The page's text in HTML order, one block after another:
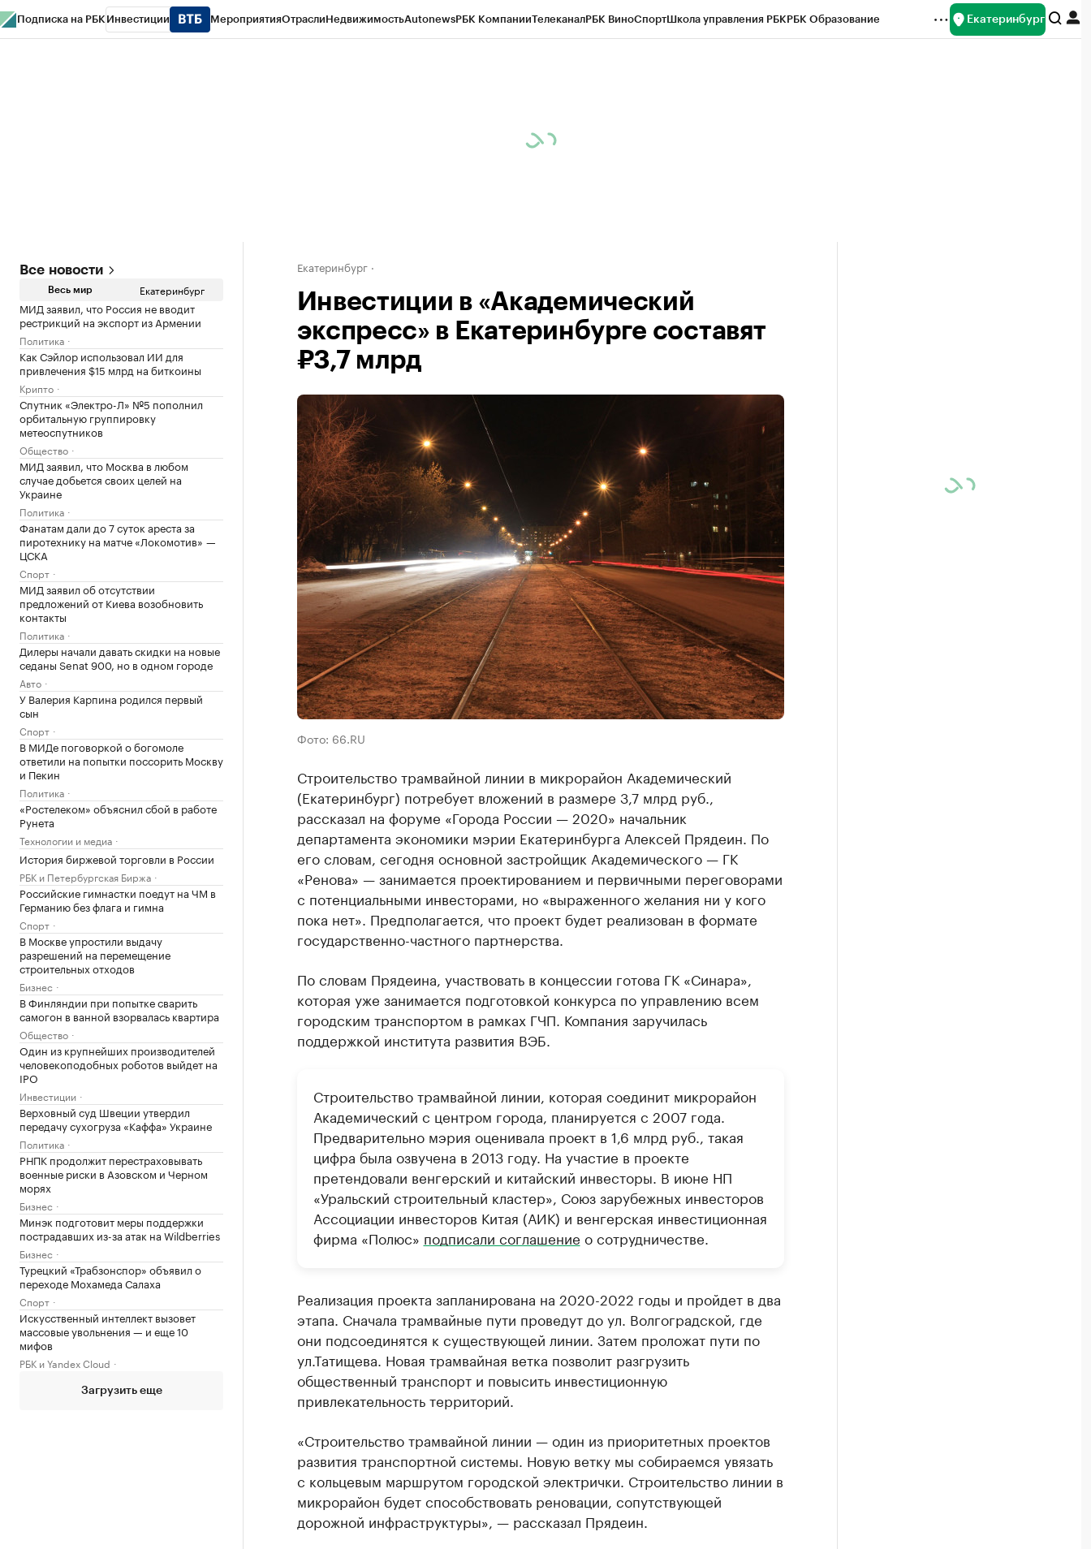
Подписка на РБК Инвестиции МероприятияОтраслиНедвижимостьAutonewsРБК КомпанииТелеканалРБК ВиноСпортШкола управления РБКРБК Образование Екатеринбург
Все новости
Весь мир Екатеринбург
МИД заявил, что Россия не вводит
рестрикций на экспорт из Армении
Политика
Как Сэйлор использовал ИИ для
привлечения $15 млрд на биткоины
Крипто
Спутник «Электро-Л» №5 пополнил
орбитальную группировку
метеоспутников
Общество
МИД заявил, что Москва в любом
случае добьется своих целей на
Украине
Политика
Фанатам дали до 7 суток ареста за
пиротехнику на матче «Локомотив» —
ЦСКА
Спорт
МИД заявил об отсутствии
предложений от Киева возобновить
контакты
Политика
Дилеры начали давать скидки на новые
седаны Senat 900, но в одном городе
Авто
У Валерия Карпина родился первый
сын
Спорт
В МИДе поговоркой о богомоле
ответили на попытки поссорить Москву
и Пекин
Политика
«Ростелеком» объяснил сбой в работе
Рунета
Технологии и медиа
История биржевой торговли в России
РБК и Петербургская Биржа
Российские гимнастки поедут на ЧМ в
Германию без флага и гимна
Спорт
В Москве упростили выдачу
разрешений на перемещение
строительных отходов
Бизнес
В Финляндии при попытке сварить
самогон в ванной взорвалась квартира
Общество
Один из крупнейших производителей
человекоподобных роботов выйдет на
IPO
Инвестиции
Верховный суд Швеции утвердил
передачу сухогруза «Каффа» Украине
Политика
РНПК продолжит перестраховывать
военные риски в Азовском и Черном
морях
Бизнес
Минэк подготовит меры поддержки
пострадавших из-за атак на Wildberries
Бизнес
Турецкий «Трабзонспор» объявил о
переходе Мохамеда Салаха
Спорт
Искусственный интеллект вызовет
массовые увольнения — и еще 10
мифов
РБК и Yandex Cloud
Загрузить еще
Екатеринбург
Инвестиции в «Академический
экспресс» в Екатеринбурге составят
₽3,7 млрд
Фото: 66.RU
Строительство трамвайной линии в микрорайон Академический
(Екатеринбург) потребует вложений в размере 3,7 млрд руб.,
рассказал на форуме «Города России — 2020» начальник
департамента экономики мэрии Екатеринбурга Алексей Прядеин. По
его словам, сегодня основной застройщик Академического — ГК
«Ренова» — занимается проектированием и первичными переговорами
с потенциальными инвесторами, но «выраженного желания ни у кого
пока нет». Предполагается, что проект будет реализован в формате
государственно-частного партнерства.
По словам Прядеина, участвовать в концессии готова ГК «Синара»,
которая уже занимается подготовкой конкурса по управлению всем
городским транспортом в рамках ГЧП. Компания заручилась
поддержкой института развития ВЭБ.
Строительство трамвайной линии, которая соединит микрорайон
Академический с центром города, планируется с 2007 года.
Предварительно мэрия оценивала проект в 1,6 млрд руб., такая
цифра была озвучена в 2013 году. На участие в проекте
претендовали венгерский и китайский инвесторы. В июне НП
«Уральский строительный кластер», Союз зарубежных инвесторов
Ассоциации инвесторов Китая (АИК) и венгерская инвестиционная
фирма «Полюс» подписали соглашение о сотрудничестве.
Реализация проекта запланирована на 2020-2022 годы и пройдет в два
этапа. Сначала трамвайные пути проведут до ул. Волгоградской, где
они подсоединятся к существующей линии. Затем проложат пути по
ул.Татищева. Новая трамвайная ветка позволит разгрузить
общественный транспорт и повысить инвестиционную
привлекательность территорий.
«Строительство трамвайной линии — один из приоритетных проектов
развития транспортной системы. Новую ветку мы собираемся увязать
с кольцевым маршрутом городской электрички. Строительство линии в
микрорайон будет способствовать реновации, сопутствующей
дорожной инфраструктуры», — рассказал Прядеин.